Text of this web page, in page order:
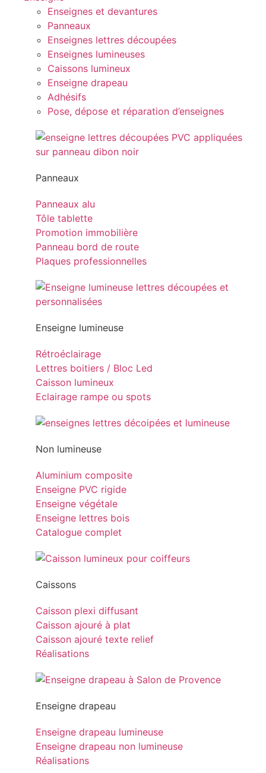
Enseignes et devantures
Panneaux
Enseignes lettres découpées
Enseignes lumineuses
Caissons lumineux
Enseigne drapeau
Adhésifs
Pose, dépose et réparation d’enseignes
Panneaux
Panneaux alu
Tôle tablette
Promotion immobilière
Panneau bord de route
Plaques professionnelles
Enseigne lumineuse
Rétroéclairage
Lettres boitiers / Bloc Led
Caisson lumineux
Eclairage rampe ou spots
Non lumineuse
Aluminium composite
Enseigne PVC rigide
Enseigne végétale
Enseigne lettres bois
Catalogue complet
Caissons
Caisson plexi diffusant
Caisson ajouré à plat
Caisson ajouré texte relief
Réalisations
Enseigne drapeau
Enseigne drapeau lumineuse
Enseigne drapeau non lumineuse
Réalisations